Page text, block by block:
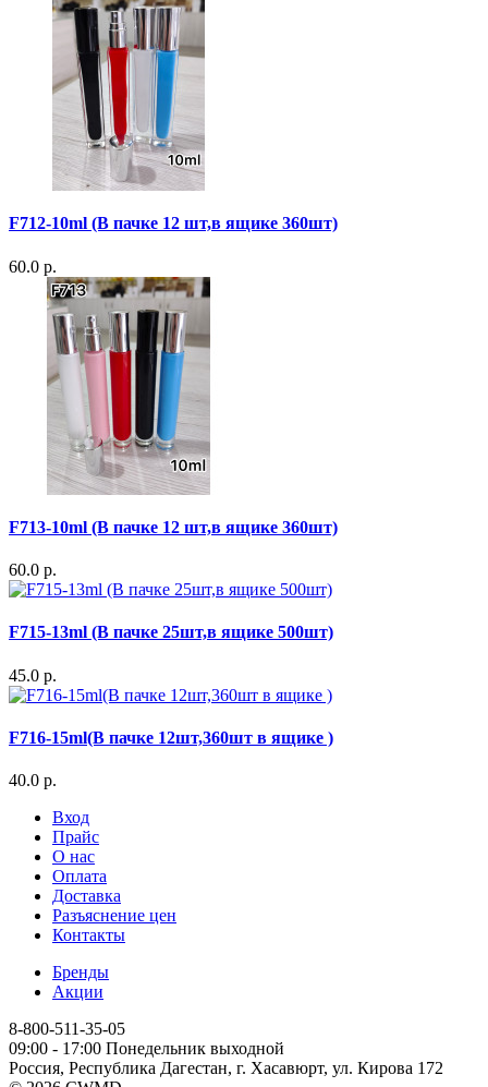
F712-10ml (В пачке 12 шт,в ящике 360шт)
60.0 р.
F713-10ml (В пачке 12 шт,в ящике 360шт)
60.0 р.
F715-13ml (В пачке 25шт,в ящике 500шт)
45.0 р.
F716-15ml(В пачке 12шт,360шт в ящике )
40.0 р.
Вход
Прайс
О нас
Оплата
Доставка
Разъяснение цен
Контакты
Бренды
Акции
8-800-511-35-05
09:00 - 17:00 Понедельник выходной
Россия, Республика Дагестан, г. Хасавюрт, ул. Кирова 172